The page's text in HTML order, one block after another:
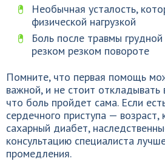
Необычная усталость,
физической нагрузкой
Боль после травмы
резком резком повороте
Помните, что первая помощь
важной, и не стоит откладывать
что боль пройдет сама. Если
сердечного приступа — возраст,
сахарный диабет,
консультацию специалиста
промедления.